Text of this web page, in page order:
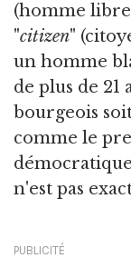
(homme
"citizen"
un homme
de plus de 21
bourgeois
comme le
n'est pas
PUBLICITÉ